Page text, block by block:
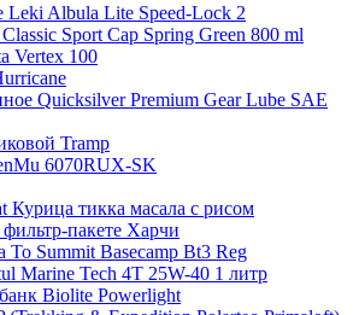
Leki Albula Lite Speed-Lock 2
Sport Cap Spring Green 800 ml
Vertex 100
Quicksilver Premium Gear Lube SAE
Tramp
6070RUX-SK
Курица тикка масала с рисом
пакете Харчи
Summit Basecamp Bt3 Reg
Marine Tech 4T 25W-40 1 литр
Biolite Powerlight